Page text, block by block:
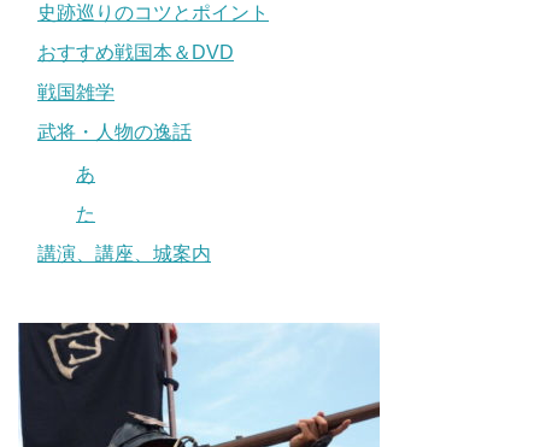
史跡巡りのコツとポイント
おすすめ戦国本＆DVD
戦国雑学
武将・人物の逸話
あ
た
講演、講座、城案内